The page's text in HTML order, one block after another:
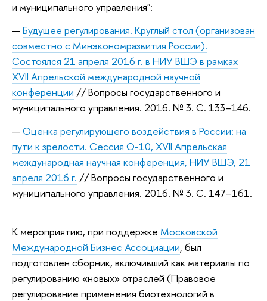
и муниципального управления":
Будущее регулирования. Круглый стол (организован
совместно с Минэкономразвития России).
Состоялся 21 апреля 2016 г. в НИУ ВШЭ в рамках
XVII Апрельской международной научной
конференции // Вопросы государственного и
муниципального управления. 2016. № 3. С. 133–146.
Оценка регулирующего воздействия в России: на
пути к зрелости. Сессия O-10, XVII Апрельская
международная научная конференция, НИУ ВШЭ, 21
апреля 2016 г. // Вопросы государственного и
муниципального управления. 2016. № 3. С. 147–161.
К мероприятию, при поддержке Московской
Международной Бизнес Ассоциации, был
подготовлен сборник, включивший как материалы по
регулированию «новых» отраслей (Правовое
регулирование применения биотехнологий в